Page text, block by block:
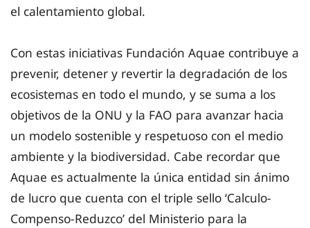
el calentamiento global.
Con estas iniciativas Fundación Aquae contribuye a
prevenir, detener y revertir la degradación de los
ecosistemas en todo el mundo, y se suma a los
objetivos de la ONU y la FAO para avanzar hacia
un modelo sostenible y respetuoso con el medio
ambiente y la biodiversidad. Cabe recordar que
Aquae es actualmente la única entidad sin ánimo
de lucro que cuenta con el triple sello ‘Calculo-
Compenso-Reduzco’ del Ministerio para la